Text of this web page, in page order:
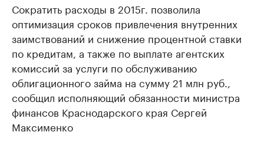
Сократить расходы в 2015г. позволила
оптимизация сроков привлечения внутренних
заимствований и снижение процентной ставки
по кредитам, а также по выплате агентских
комиссий за услуги по обслуживанию
облигационного займа на сумму 21 млн руб.,
сообщил исполняющий обязанности министра
финансов Краснодарского края Сергей
Максименко